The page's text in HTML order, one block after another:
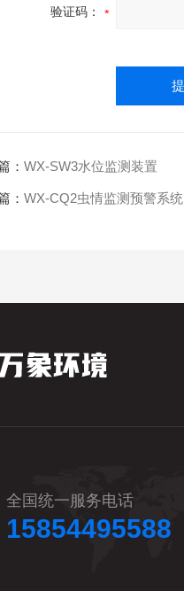
验证码：
： WX-SW3水位监测装置
： WX-CQ2虫情监测预警系统
全国统一服务电话
15854495588